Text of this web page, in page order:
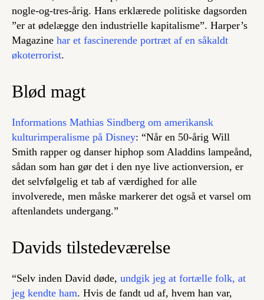
nogle-og-tres-årig. Hans erklærede politiske dagsorden
”er at ødelægge den industrielle kapitalisme”. Harper’s
Magazine har et fascinerende portræt af en såkaldt
økoterrorist.
Blød magt
Informations Mathias Sindberg om amerikansk
kulturimperalisme på Disney: “Når en 50-årig Will
Smith rapper og danser hiphop som Aladdins lampeånd,
sådan som han gør det i den nye live actionversion, er
det selvfølgelig et tab af værdighed for alle
involverede, men måske markerer det også et varsel om
aftenlandets undergang.”
Davids tilstedeværelse
“Selv inden David døde, undgik jeg at fortælle folk, at
jeg kendte ham. Hvis de fandt ud af, hvem han var,